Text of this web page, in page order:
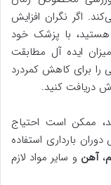
اگر نگران افزایش
با پزشک خود
ایده آل مطابقت
را برای کاهش کمردرد
دریافت کنید.
ممکن است احتیاج
بارداری استفاده
،آهن و سایر مواد لازم